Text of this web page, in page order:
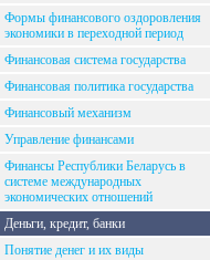
Формы финансового оздоровления
экономики в переходной период
Финансовая система государства
Финансовая политика государства
Финансовый механизм
Управление финансами
Финансы Республики Беларусь в
системе международных
экономических отношений
Деньги, кредит, банки
Понятие денег и их виды